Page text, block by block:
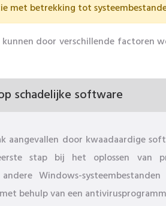
met betrekking tot
door verschillende factoren
schadelijke software
aangevallen door kwaadaardige
stap bij het oplossen van
Windows-
behulp van een